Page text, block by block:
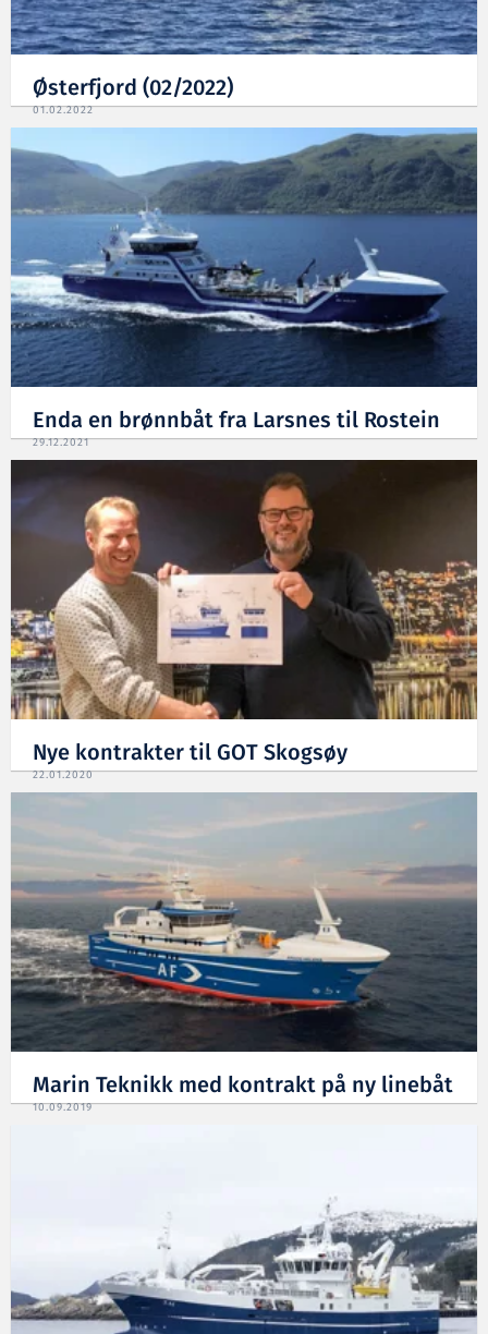
Østerfjord (02/2022)
01.02.2022
Enda en brønnbåt fra Larsnes til Rostein
29.12.2021
Nye kontrakter til GOT Skogsøy
22.01.2020
Marin Teknikk med kontrakt på ny linebåt
10.09.2019